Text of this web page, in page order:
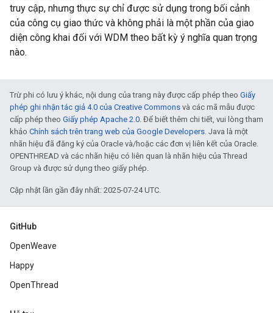
truy cập, nhưng thực sự chỉ được sử dụng trong bối cảnh
của công cụ giao thức và không phải là một phần của giao
diện công khai đối với WDM theo bất kỳ ý nghĩa quan trọng
nào.
Trừ phi có lưu ý khác, nội dung của trang này được cấp phép theo Giấy
phép ghi nhận tác giả 4.0 của Creative Commons và các mã mẫu được
cấp phép theo Giấy phép Apache 2.0. Để biết thêm chi tiết, vui lòng tham
khảo Chính sách trên trang web của Google Developers. Java là một
nhãn hiệu đã đăng ký của Oracle và/hoặc các đơn vị liên kết của Oracle.
OPENTHREAD và các nhãn hiệu có liên quan là nhãn hiệu của Thread
Group và được sử dụng theo giấy phép.
Cập nhật lần gần đây nhất: 2025-07-24 UTC.
GitHub
OpenWeave
Happy
OpenThread